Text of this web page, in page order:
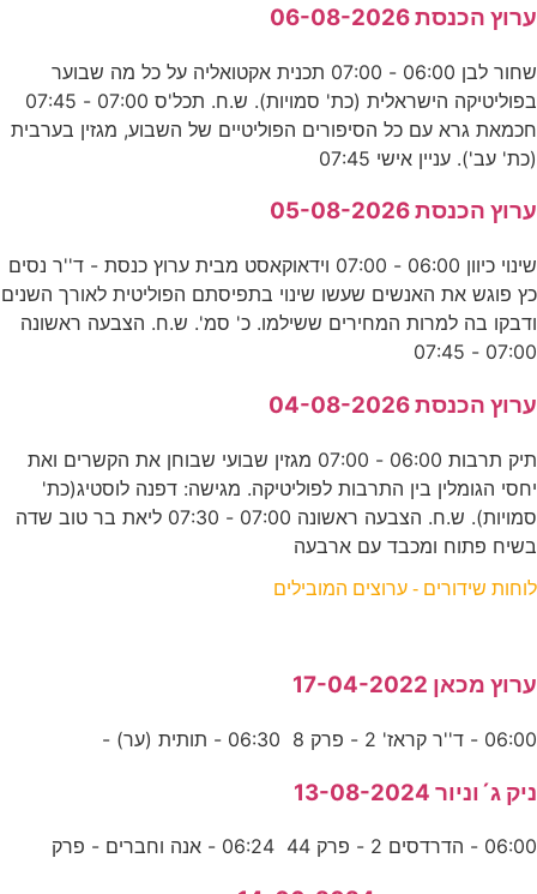
ערוץ הכנסת 06-08-2026
שחור לבן 06:00 - 07:00 תכנית אקטואליה על כל מה שבוער
בפוליטיקה הישראלית (כת' סמויות). ש.ח. תכל'ס 07:00 - 07:45
חכמאת גרא עם כל הסיפורים הפוליטיים של השבוע, מגזין בערבית
(כת' עב'). עניין אישי 07:45
ערוץ הכנסת 05-08-2026
שינוי כיוון 06:00 - 07:00 וידאוקאסט מבית ערוץ כנסת - ד''ר נסים
כץ פוגש את האנשים שעשו שינוי בתפיסתם הפוליטית לאורך השנים
ודבקו בה למרות המחירים ששילמו. כ' סמ'. ש.ח. הצבעה ראשונה
07:00 - 07:45
ערוץ הכנסת 04-08-2026
תיק תרבות 06:00 - 07:00 מגזין שבועי שבוחן את הקשרים ואת
יחסי הגומלין בין התרבות לפוליטיקה. מגישה: דפנה לוסטיג(כת'
סמויות). ש.ח. הצבעה ראשונה 07:00 - 07:30 ליאת בר טוב שדה
בשיח פתוח ומכבד עם ארבעה
לוחות שידורים - ערוצים המובילים
ערוץ מכאן 17-04-2022
06:00 - ד''ר קראז' 2 - פרק 8 06:30 - תותית (ער) -
ניק ג´וניור 13-08-2024
06:00 - הדרדסים 2 - פרק 44 06:24 - אנה וחברים - פרק